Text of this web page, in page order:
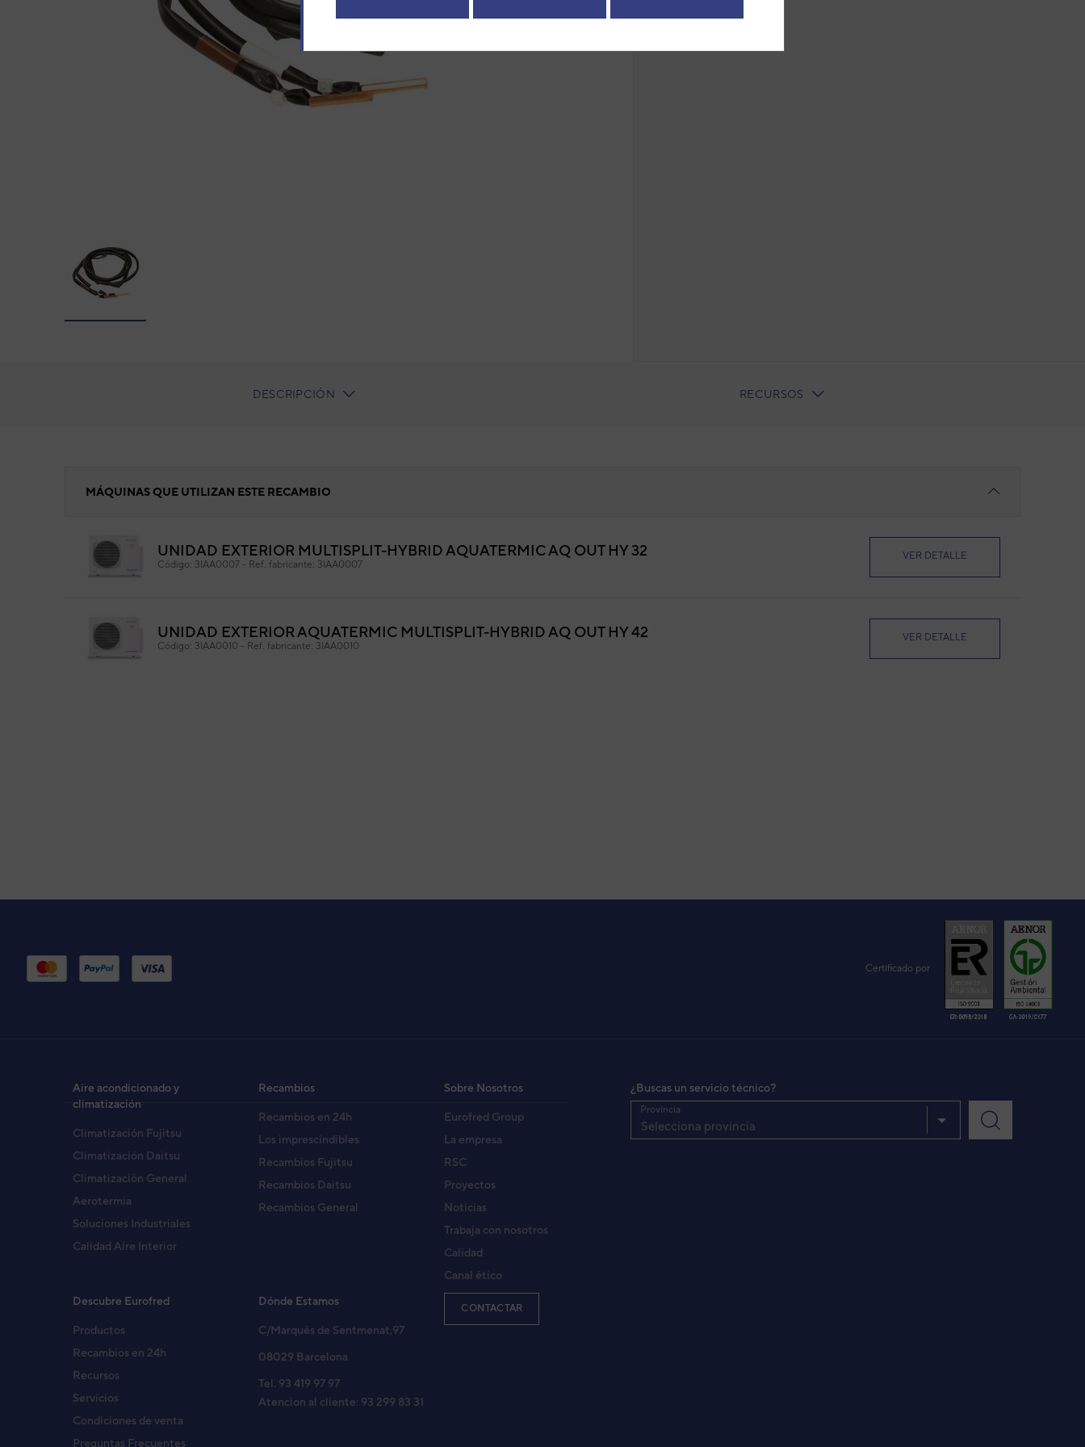
CURRENT
DESCRIPCIÓN RECURSOS
KIT SONDAS
MÁQUINAS QUE UTILIZAN ESTE RECAMBIO
UNIDAD EXTERIOR MULTISPLIT-HYBRID AQUATERMIC AQ OUT HY 32
Código: 3IAA0007 - Ref. fabricante: 3IAA0007
VER DETALLE
UNIDAD EXTERIOR AQUATERMIC MULTISPLIT-HYBRID AQ OUT HY 42
Código: 3IAA0010 - Ref. fabricante: 3IAA0010
VER DETALLE
Certificado por
Aire acondicionado y
climatización
Climatización Fujitsu
Climatización Daitsu
Climatización General
Aerotermia
Soluciones Industriales
Calidad Aire Interior
Recambios
Recambios en 24h
Los imprescindibles
Recambios Fujitsu
Recambios Daitsu
Recambios General
Sobre Nosotros
Eurofred Group
La empresa
RSC
Proyectos
Noticias
Trabaja con nosotros
Calidad
Canal ético
Descubre Eurofred
Productos
Recambios en 24h
Recursos
Servicios
Condiciones de venta
Preguntas Frecuentes
Dónde Estamos
C/Marqués de Sentmenat,97
08029 Barcelona
Tel. 93 419 97 97
Atencion al cliente: 93 299 83 31
CONTACTAR
¿Buscas un servicio técnico?
Selecciona provincia
Provincia